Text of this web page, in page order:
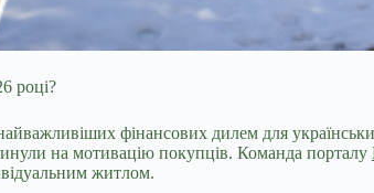
році?
фінансових дилем для
на мотивацію покупців. Команда порталу
житлом.